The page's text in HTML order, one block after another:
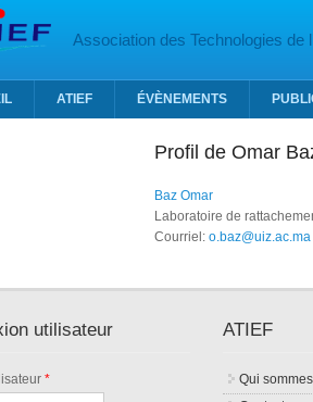
Association des Technologies de
ATIEF ÉVÈNEMENTS
Profil de Omar
Baz Omar
Laboratoire de
Courriel: o.baz@uiz.ac.ma
utilisateur
*
ATIEF
Qui